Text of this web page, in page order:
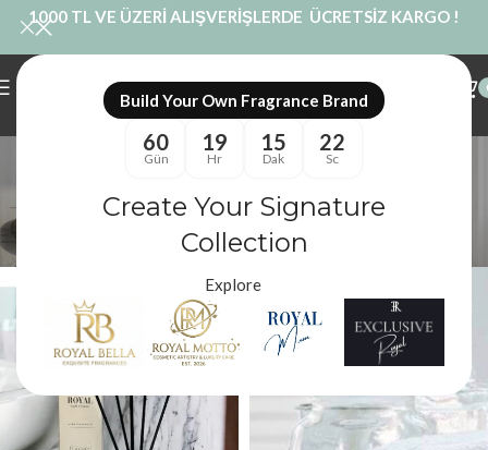
Build Your Own Fragrance Brand
60
Gün
19
Hr
15
Dak
22
Sc
Create Your Signature
Collection
Explore
1000 TL VE ÜZERİ ALIŞVERİŞLERDE ÜCRETSİZ KARGO !
Ferah Ev Kokusu
Royal Mum
Ürünler “Ferah Ev Kokusu” olarak etiketlendi